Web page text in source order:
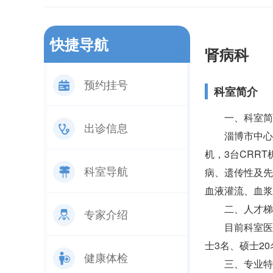
快捷导航
预约挂号
出诊信息
科室导航
专家介绍
健康体检
肾病科
科室简介
一、科室
淄博市中
机，3台CRRT
病、遗传性及
血液灌流、血
二、人才
目前科室
士3名、硕士
三、专业